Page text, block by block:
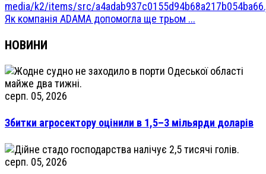
Як компанія ADAMA допомогла ще трьом ...
НОВИНИ
серп. 05, 2026
Збитки агросектору оцінили в 1,5–3 мільярди доларів
серп. 05, 2026